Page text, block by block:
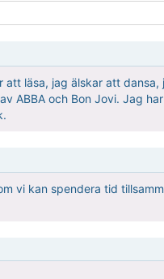
läsa, jag älskar att
ABBA och Bon Jovi. Jag
vi kan spendera tid